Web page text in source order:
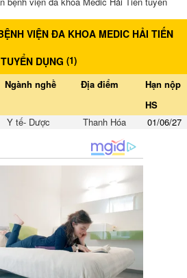
VIỆN ĐA KHOA MEDIC HẢI TIẾN
TUYỂN DỤNG (1)
Ngành nghề Địa điểm
Hạn nộp
HS
Y tế- Dược Thanh Hóa 01/06/27